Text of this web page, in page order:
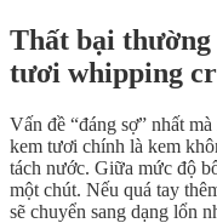
Thất bại thường
tươi whipping
Vấn đề “đáng sợ” nhất
kem tươi chính là kem
tách nước. Giữa mức độ
một chút. Nếu quá tay
sẽ chuyển sang dạng lổn